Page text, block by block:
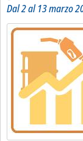
Dal 2 al 13 marzo
Lista